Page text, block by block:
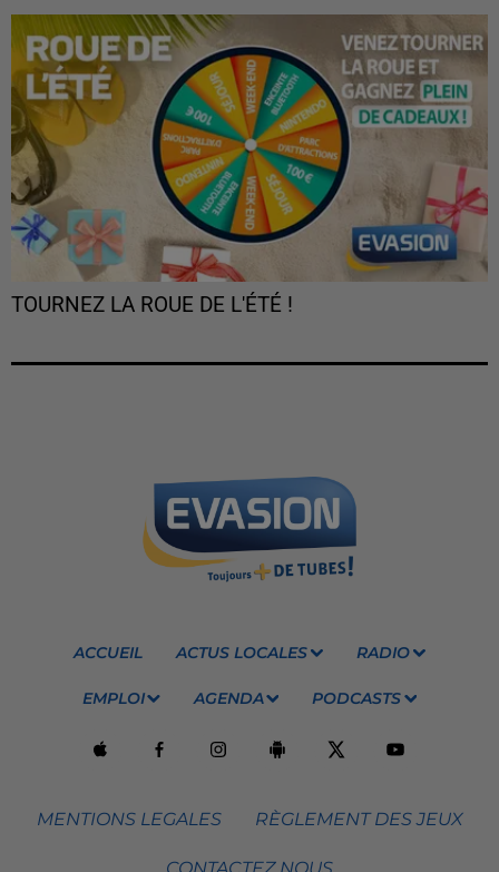
TOURNEZ LA ROUE DE L'ÉTÉ !
ACCUEIL ACTUS LOCALES RADIO
EMPLOI AGENDA PODCASTS
MENTIONS LEGALES RÈGLEMENT DES JEUX